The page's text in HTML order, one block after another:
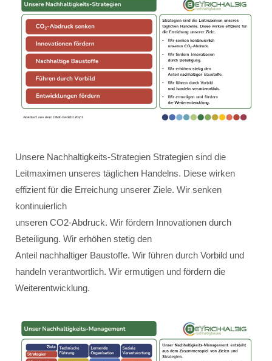
Unsere Nachhaltigkeits-Strategien Strategien sind die
Leitmaximen unseres täglichen Handelns. Diese wirken
effizient für die Erreichung unserer Ziele. Wir senken
kontinuierlich
unseren CO2-Abdruck. Wir fördern Innovationen durch
Beteiligung. Wir erhöhen stetig den
Anteil nachhaltiger Baustoffe. Wir führen durch Vorbild und
handeln verantwortlich. Wir ermutigen und fördern die
Weiterentwicklung.